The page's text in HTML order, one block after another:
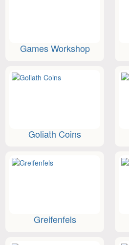
Games Workshop
Goliath Coins
Greifenfels